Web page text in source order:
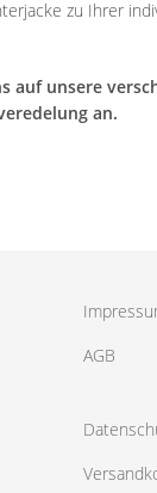
zu Ihrer
auf unsere
an.
AGB